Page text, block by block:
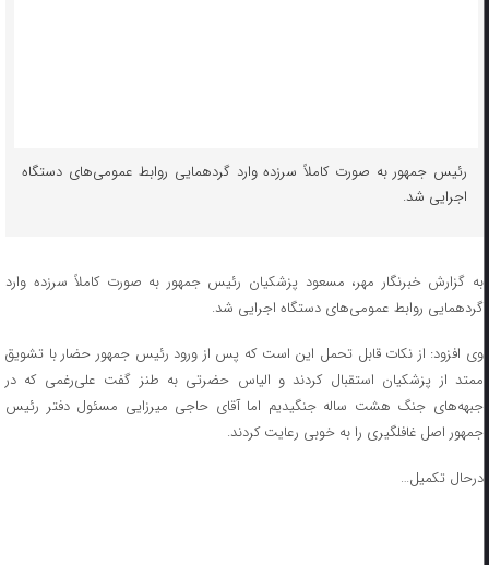
رئیس جمهور به صورت کاملاً سرزده وارد گردهمایی روابط عمومی‌های دستگاه
اجرایی شد.
به گزارش خبرنگار مهر، مسعود پزشکیان رئیس جمهور به صورت کاملاً سرزده وارد
گردهمایی روابط عمومی‌های دستگاه اجرایی شد.
وی افزود: از نکات قابل تحمل این است که پس از ورود رئیس جمهور حضار با تشویق
ممتد از پزشکیان استقبال کردند و الیاس حضرتی به طنز گفت علی‌رغمی که در
جبهه‌های جنگ هشت ساله جنگیدیم اما آقای حاجی میرزایی مسئول دفتر رئیس
جمهور اصل غافلگیری را به خوبی رعایت کردند.
درحال تکمیل…